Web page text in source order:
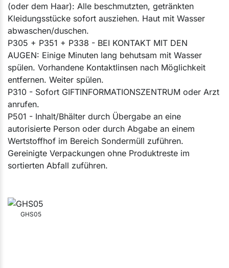
(oder dem Haar): Alle beschmutzten, getränkten
Kleidungsstücke sofort ausziehen. Haut mit Wasser
abwaschen/duschen.
P305 + P351 + P338 - BEI KONTAKT MIT DEN
AUGEN: Einige Minuten lang behutsam mit Wasser
spülen. Vorhandene Kontaktlinsen nach Möglichkeit
entfernen. Weiter spülen.
P310 - Sofort GIFTINFORMATIONSZENTRUM oder Arzt
anrufen.
P501 - Inhalt/Bhälter durch Übergabe an eine
autorisierte Person oder durch Abgabe an einem
Wertstoffhof im Bereich Sondermüll zuführen.
Gereinigte Verpackungen ohne Produktreste im
sortierten Abfall zuführen.
GHS05